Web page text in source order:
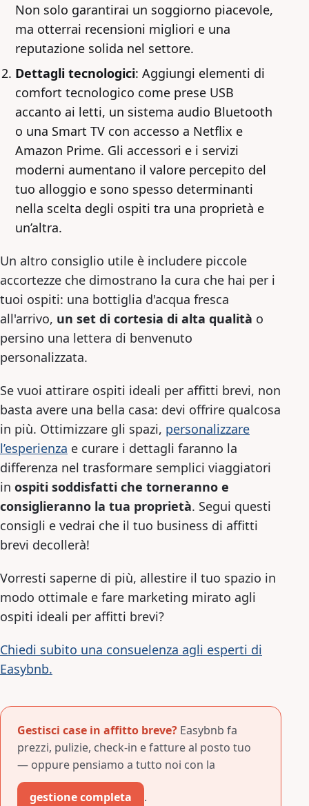
Non solo garantirai un soggiorno piacevole,
ma otterrai recensioni migliori e una
reputazione solida nel settore.
Dettagli tecnologici: Aggiungi elementi di
comfort tecnologico come prese USB
accanto ai letti, un sistema audio Bluetooth
o una Smart TV con accesso a Netflix e
Amazon Prime. Gli accessori e i servizi
moderni aumentano il valore percepito del
tuo alloggio e sono spesso determinanti
nella scelta degli ospiti tra una proprietà e
un’altra.
Un altro consiglio utile è includere piccole
accortezze che dimostrano la cura che hai per i
tuoi ospiti: una bottiglia d'acqua fresca
all'arrivo, un set di cortesia di alta qualità o
persino una lettera di benvenuto
personalizzata.
Se vuoi attirare ospiti ideali per affitti brevi, non
basta avere una bella casa: devi offrire qualcosa
in più. Ottimizzare gli spazi, personalizzare
l’esperienza e curare i dettagli faranno la
differenza nel trasformare semplici viaggiatori
in ospiti soddisfatti che torneranno e
consiglieranno la tua proprietà. Segui questi
consigli e vedrai che il tuo business di affitti
brevi decollerà!
Vorresti saperne di più, allestire il tuo spazio in
modo ottimale e fare marketing mirato agli
ospiti ideali per affitti brevi?
Chiedi subito una consuelenza agli esperti di
Easybnb.
Gestisci case in affitto breve? Easybnb fa
prezzi, pulizie, check-in e fatture al posto tuo
— oppure pensiamo a tutto noi con la
gestione completa .